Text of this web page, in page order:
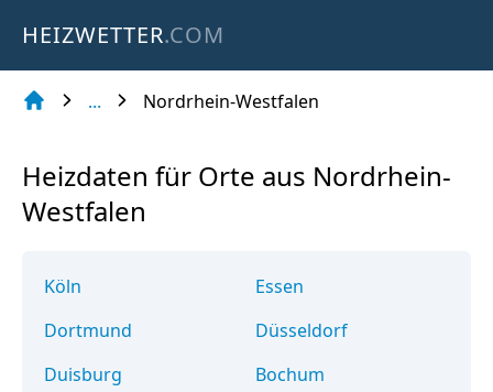
HEIZWETTER.COM
... Nordrhein-Westfalen
Heizdaten für Orte aus Nordrhein-
Westfalen
Köln
Essen
Dortmund
Düsseldorf
Duisburg
Bochum